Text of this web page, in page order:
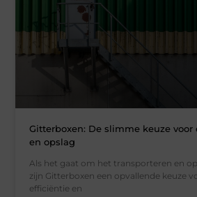
Gitterboxen: De slimme keuze
en opslag
Als het gaat om het transporteren en
zijn Gitterboxen een opvallende keuze
efficiëntie en